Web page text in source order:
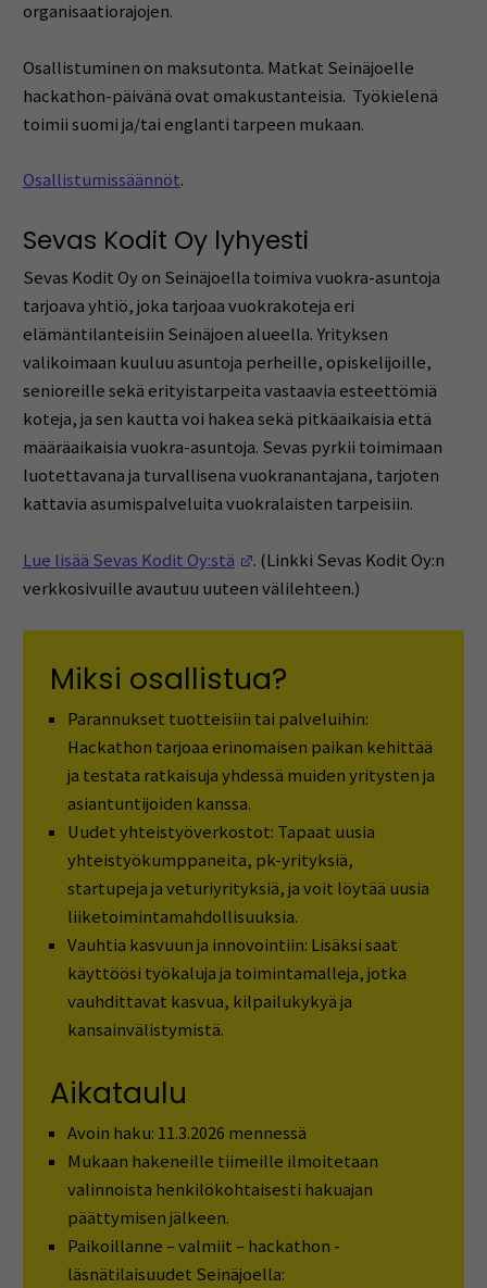
organisaatiorajojen.
Osallistuminen on maksutonta. Matkat Seinäjoelle
hackathon-päivänä ovat omakustanteisia. Työkielenä
toimii suomi ja/tai englanti tarpeen mukaan.
Osallistumissäännöt.
Sevas Kodit Oy lyhyesti
Sevas Kodit Oy on Seinäjoella toimiva vuokra-asuntoja
tarjoava yhtiö, joka tarjoaa vuokrakoteja eri
elämäntilanteisiin Seinäjoen alueella. Yrityksen
valikoimaan kuuluu asuntoja perheille, opiskelijoille,
senioreille sekä erityistarpeita vastaavia esteettömiä
koteja, ja sen kautta voi hakea sekä pitkäaikaisia että
määräaikaisia vuokra-asuntoja. Sevas pyrkii toimimaan
luotettavana ja turvallisena vuokranantajana, tarjoten
kattavia asumispalveluita vuokralaisten tarpeisiin.
Lue lisää Sevas Kodit Oy:stä (Opens in a new window)
. (Linkki Sevas Kodit Oy:n
verkkosivuille avautuu uuteen välilehteen.)
Miksi osallistua?
Parannukset tuotteisiin tai palveluihin:
Hackathon tarjoaa erinomaisen paikan kehittää
ja testata ratkaisuja yhdessä muiden yritysten ja
asiantuntijoiden kanssa.
Uudet yhteistyöverkostot: Tapaat uusia
yhteistyökumppaneita, pk-yrityksiä,
startupeja ja veturiyrityksiä, ja voit löytää uusia
liiketoimintamahdollisuuksia.
Vauhtia kasvuun ja innovointiin: Lisäksi saat
käyttöösi työkaluja ja toimintamalleja, jotka
vauhdittavat kasvua, kilpailukykyä ja
kansainvälistymistä.
Aikataulu
Avoin haku: 11.3.2026 mennessä
Mukaan hakeneille tiimeille ilmoitetaan
valinnoista henkilökohtaisesti hakuajan
päättymisen jälkeen.
Paikoillanne – valmiit – hackathon -
läsnätilaisuudet Seinäjoella: